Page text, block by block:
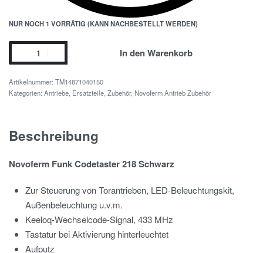
NUR NOCH 1 VORRÄTIG (KANN NACHBESTELLT WERDEN)
In den Warenkorb
TM14871040150
Kategorien: Antriebe, Ersatzteile, Zubehör, Novoferm Antrieb Zubehör
Beschreibung
Novoferm Funk Codetaster 218 Schwarz
Zur Steuerung von Torantrieben, LED-Beleuchtungskit,
Außenbeleuchtung u.v.m.
Keeloq-Wechselcode-Signal, 433 MHz
Tastatur bei Aktivierung hinterleuchtet
Aufputz